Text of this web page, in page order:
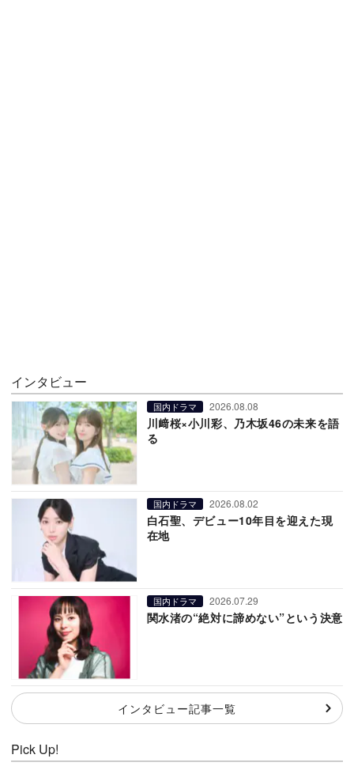
インタビュー
国内ドラマ 2026.08.08
川﨑桜×小川彩、乃木坂46の未来を語
る
国内ドラマ 2026.08.02
白石聖、デビュー10年目を迎えた現
在地
国内ドラマ 2026.07.29
関水渚の“絶対に諦めない”という決意
インタビュー記事一覧
Pick Up!